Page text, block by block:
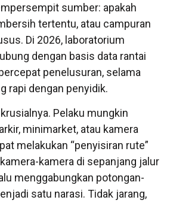
sumber: apakah
tertentu, atau campuran
Di 2026, laboratorium
dengan basis data rantai
penelusuran, selama
rapi dengan penyidik.
Pelaku mungkin
minimarket, atau kamera
melakukan “penyisiran rute”
kamera di sepanjang jalur
menggabungkan potongan-
satu narasi. Tidak jarang,